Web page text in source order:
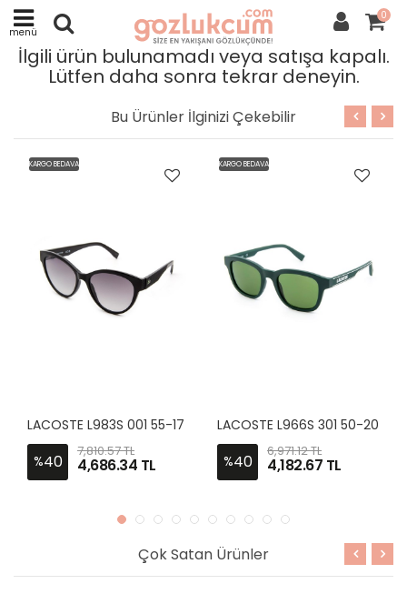
menü
0
İlgili ürün bulunamadı veya satışa kapalı.
Lütfen daha sonra tekrar deneyin.
Bu Ürünler İlginizi Çekebilir
KARGO BEDAVA
LACOSTE L983S 001 55-17
%40
7,810.57 TL
4,686.34 TL
KARGO BEDAVA
LACOSTE L966S 301 50-20
%40
6,971.12 TL
4,182.67 TL
Çok Satan Ürünler